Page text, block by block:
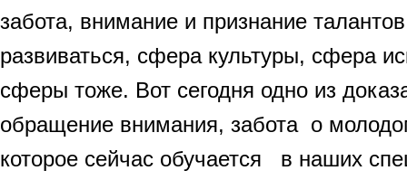
забота, внимание и признание
развиваться, сфера культуры, сфера
сферы тоже. Вот сегодня одно из
обращение внимания, забота о
которое сейчас обучается в наших